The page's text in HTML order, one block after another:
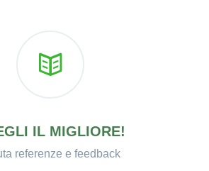
IL MIGLIORE!
referenze e feedback